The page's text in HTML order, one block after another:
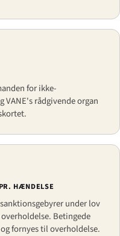
for ikke-
rådgivende organ
HÆNDELSE
under lov
Betingede
fornyes til overholdelse.